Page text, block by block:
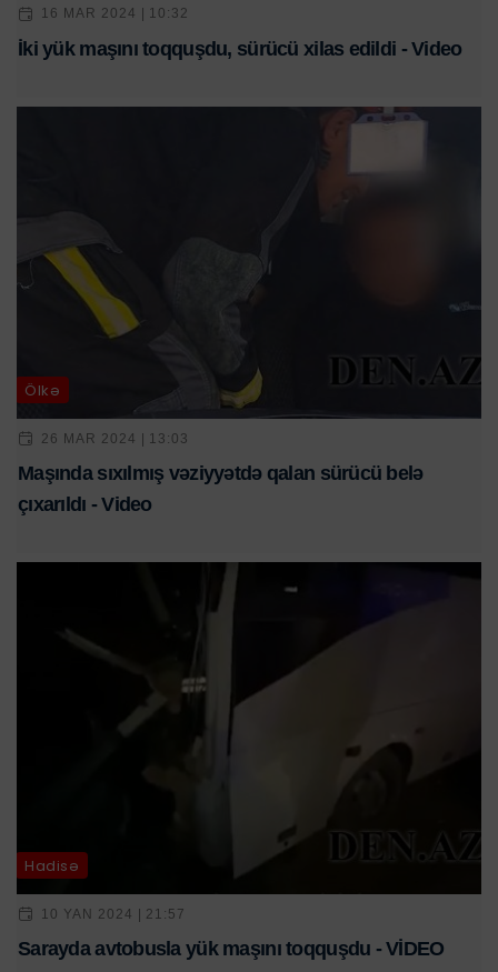
16 MAR 2024 | 10:32
İki yük maşını toqquşdu, sürücü xilas edildi - Video
Ölkə
26 MAR 2024 | 13:03
Maşında sıxılmış vəziyyətdə qalan sürücü belə
çıxarıldı - Video
Hadisə
10 YAN 2024 | 21:57
Sarayda avtobusla yük maşını toqquşdu - VİDEO